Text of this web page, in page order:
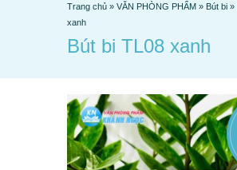
Trang chủ » VĂN PHÒNG PHẨM » Bút bi »
xanh
Bút bi TL08 xanh